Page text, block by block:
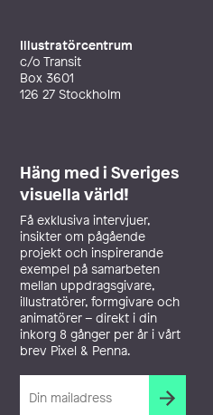
Illustratörcentrum
c/o Transit
Box 3601
126 27 Stockholm
Häng med i Sveriges
visuella värld!
Få exklusiva intervjuer,
insikter om pågående
projekt och inspirerande
exempel på samarbeten
mellan uppdragsgivare,
illustratörer, formgivare och
animatörer – direkt i din
inkorg 8 gånger per år i vårt
brev Pixel & Penna.